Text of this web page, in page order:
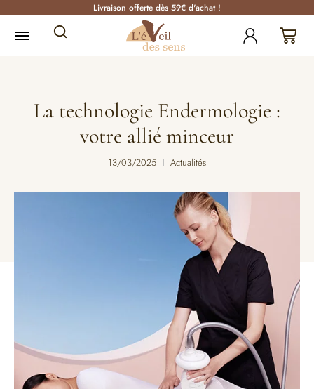
Livraison offerte dès 59€ d'achat !
La technologie Endermologie :
votre allié minceur
13/03/2025 Actualités